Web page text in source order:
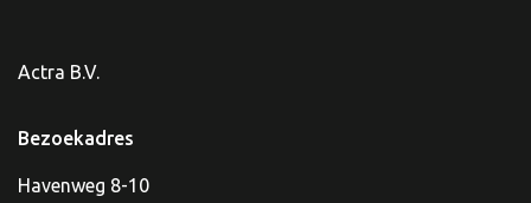
Actra B.V.
Bezoekadres
Havenweg 8-10